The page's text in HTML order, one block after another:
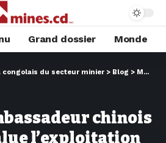
Grand dossier Monde
congolais du secteur minier > Blog > MONDE
chinois
l’exploitation